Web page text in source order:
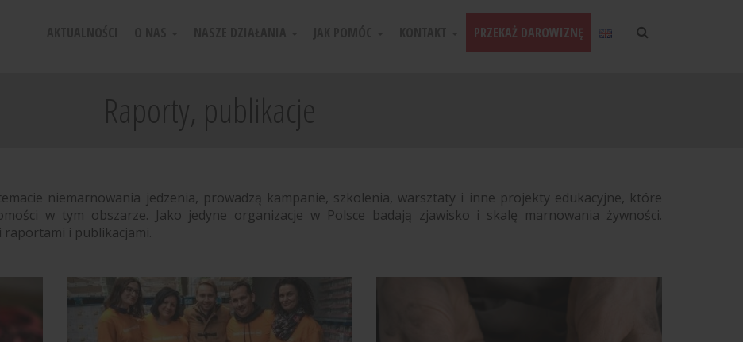
PRZEKAŻ DAROWIZNĘ
Raporty, publikacje
niemarnowania jedzenia, prowadzą kampanie, szkolenia, warsztaty i inne projekty edukacyjne, które
w tym obszarze. Jako jedyne organizacje w Polsce badają zjawisko i skalę marnowania żywności.
raportami i publikacjami.